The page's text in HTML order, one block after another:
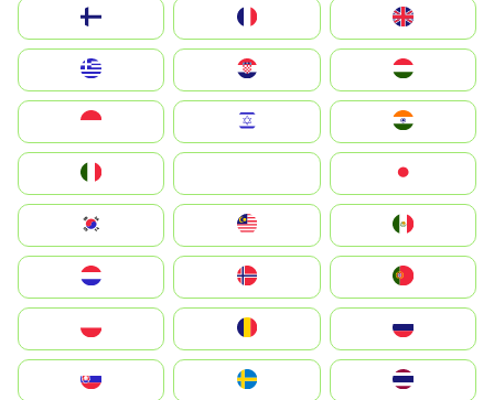
United Kingdom
Magyarország
South Korea